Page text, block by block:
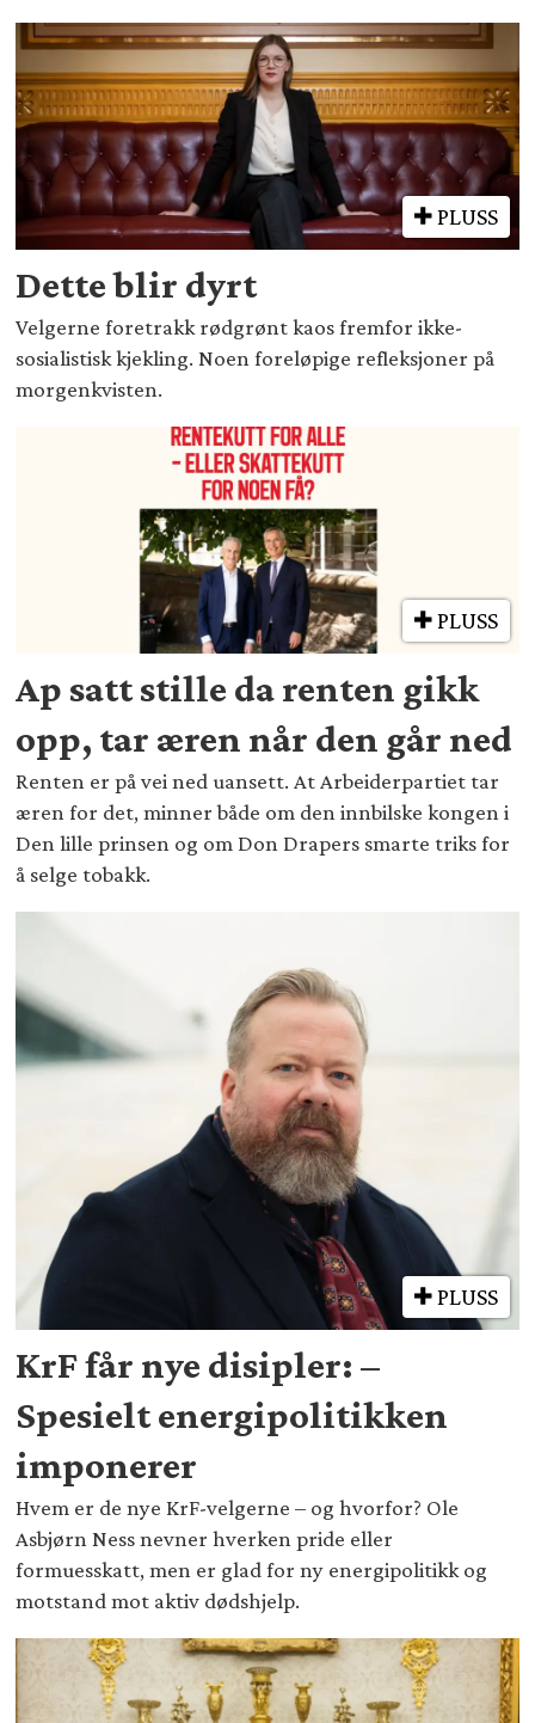
PLUSS
Dette blir dyrt
Velgerne foretrakk rødgrønt kaos fremfor ikke-
sosialistisk kjekling. Noen foreløpige refleksjoner på
morgenkvisten.
PLUSS
Ap satt stille da renten gikk
opp, tar æren når den går ned
Renten er på vei ned uansett. At Arbeiderpartiet tar
æren for det, minner både om den innbilske kongen i
Den lille prinsen og om Don Drapers smarte triks for
å selge tobakk.
PLUSS
KrF får nye disipler: –
Spesielt energipolitikken
imponerer
Hvem er de nye KrF-velgerne – og hvorfor? Ole
Asbjørn Ness nevner hverken pride eller
formuesskatt, men er glad for ny energipolitikk og
motstand mot aktiv dødshjelp.